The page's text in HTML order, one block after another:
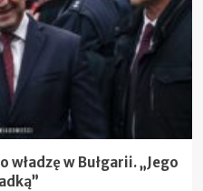
w Bułgarii. „Jego